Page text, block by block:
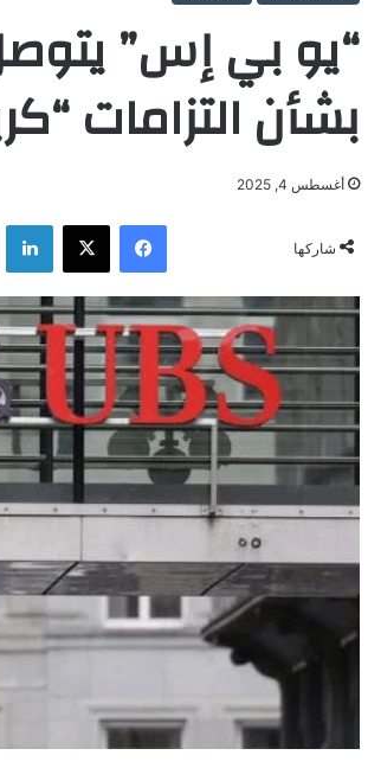
“يو بي إس”
بشأن التزامات
أغسطس 4, 2025
شاركها
فيسبوك ‫X